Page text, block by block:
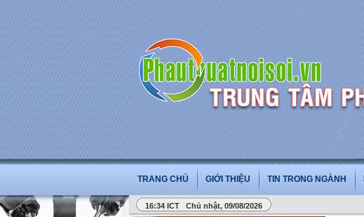
TRANG CHỦ GIỚI THIỆU TIN TRONG NGÀNH
16:34 ICT Chủ nhật, 09/08/2026